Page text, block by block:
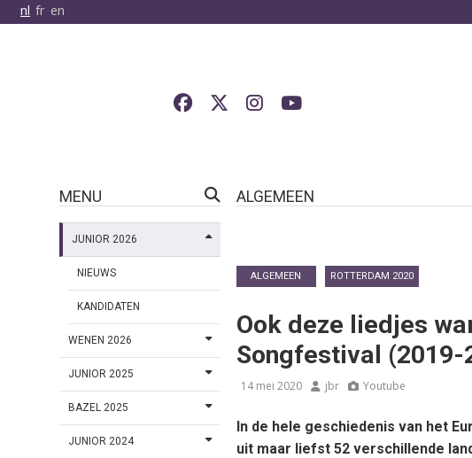
nl fr en
MENU
JUNIOR 2026
NIEUWS
KANDIDATEN
WENEN 2026
JUNIOR 2025
BAZEL 2025
JUNIOR 2024
ALGEMEEN
ALGEMEEN ROTTERDAM 2020
Ook deze liedjes
Songfestival (2019-
14 mei 2020 jbr Youtube
In de hele geschiedenis van het
uit maar liefst 52 verschillende